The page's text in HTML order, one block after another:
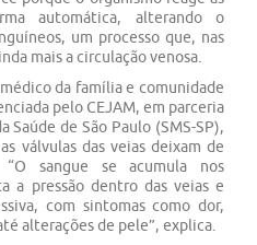
automática, alterando o
um processo que, nas
mais a circulação venosa.
da família e comunidade
pelo CEJAM, em parceria
Saúde de São Paulo (SMS-SP),
válvulas das veias deixam de
“O sangue se acumula nos
a pressão dentro das veias e
com sintomas como dor,
alterações de pele”, explica.